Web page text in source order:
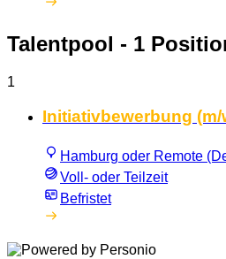
Talentpool - 1
1
Initiativbewerbung (m/
Hamburg oder Remote
Voll- oder Teilzeit
Befristet